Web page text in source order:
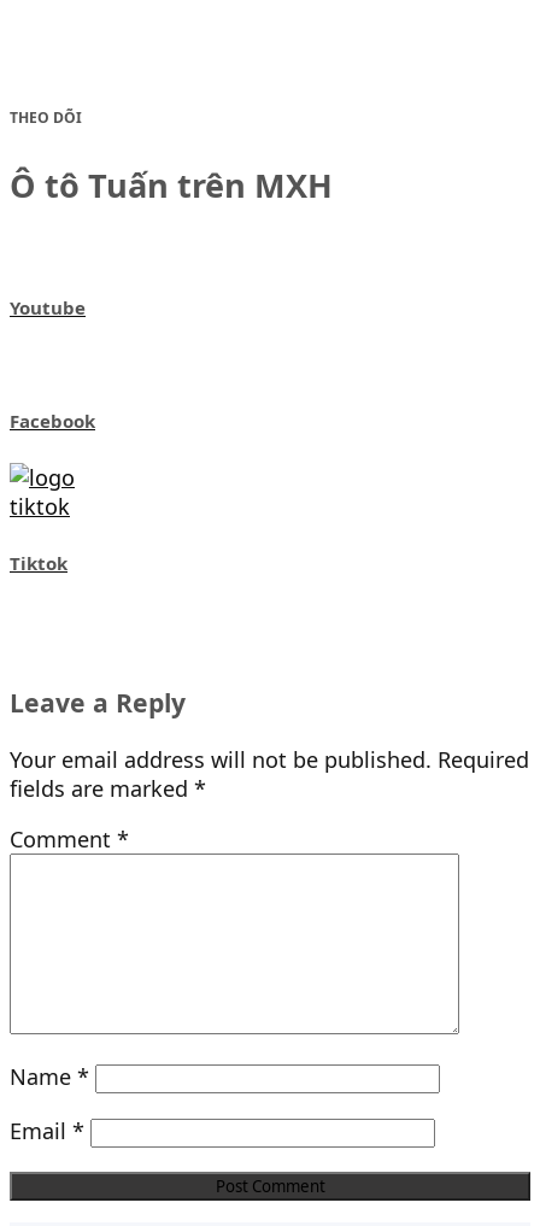
THEO DÕI
Ô tô Tuấn trên MXH
Youtube
Facebook
Tiktok
Leave a Reply
Your email address will not be published. Required
fields are marked *
Comment *
Name *
Email *